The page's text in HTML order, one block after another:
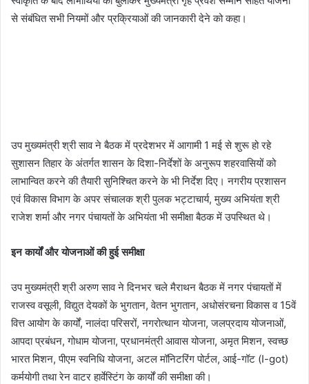
से संबंधित सभी नियमों और प्रक्रियाओं की जानकारी देने को कहा।
उप मुख्यमंत्री श्री साव ने बैठक में प्रदेशभर में आगामी 1 मई से शुरू हो रहे
सुशासन तिहार के अंतर्गत शासन के दिशा-निर्देशों के अनुरूप शहरवासियों को
लाभान्वित करने की तैयारी सुनिश्चित करने के भी निर्देश दिए। नगरीय प्रशासन
एवं विकास विभाग के अपर संचालक श्री पुलक भट्टाचार्य, मुख्य अभियंता श्री
राजेश शर्मा और नगर पंचायतों के अभियंता भी समीक्षा बैठक में उपस्थित थे।
इन कार्यों और योजनाओं की हुई समीक्षा
उप मुख्यमंत्री श्री अरुण साव ने दिनभर चले मैराथन बैठक में नगर पंचायतों में
राजस्व वसूली, विद्युत देयकों के भुगतान, वेतन भुगतान, अधोसंरचना विकास व 15वें
वित्त आयोग के कार्यों, नालंदा परिसरों, नगरोत्थान योजना, जलप्रदाय योजनाओं,
आपदा प्रबंधन, गोधाम योजना, प्रधानमंत्री आवास योजना, अमृत मिशन, स्वच्छ
भारत मिशन, पीएम स्वनिधि योजना, अटल मॉनिटरिंग पोर्टल, आई-गॉट (I-got)
कर्मयोगी तथा रेन वाटर हार्वेस्टिंग के कार्यों की समीक्षा की।